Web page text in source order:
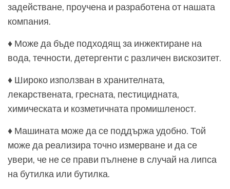
задействане, проучена и разработена от нашата
компания.
♦ Може да бъде подходящ за инжектиране на
вода, течности, детергенти с различен вискозитет.
♦ Широко използван в хранителната,
лекарствената, гресната, пестицидната,
химическата и козметичната промишленост.
♦ Машината може да се поддържа удобно. Той
може да реализира точно измерване и да се
увери, че не се прави пълнене в случай на липса
на бутилка или бутилка.